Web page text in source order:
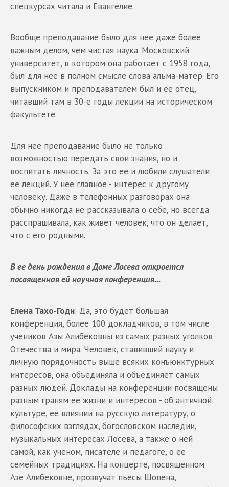
спецкурсах читала и Евангелие.
Вообще преподавание было для нее даже более
важным делом, чем чистая наука. Московский
университет, в котором она работает с 1958 года,
был для нее в полном смысле слова альма-матер. Его
выпускником и преподавателем был и ее отец,
читавший там в 30-е годы лекции на историческом
факультете.
Для нее преподавание было не только
возможностью передать свои знания, но и
воспитать личность. За это ее и любили слушатели
ее лекций. У нее главное - интерес к другому
человеку. Даже в телефонных разговорах она
обычно никогда не рассказывала о себе, но всегда
расспрашивала, как живет человек, что он делает,
что с его родными.
В ее день рождения в Доме Лосева откроется
посвященная ей научная конференция...
Елена Тахо-Годи: Да, это будет большая
конференция, более 100 докладчиков, в том числе
учеников Азы Алибековны из самых разных уголков
Отечества и мира. Человек, ставивший науку и
личную порядочность выше всяких конъюнктурных
интересов, она объединяла и объединяет самых
разных людей. Доклады на конференции посвящены
разным граням ее жизни и интересов - об античной
культуре, ее влиянии на русскую литературу, о
философских взглядах, богословском наследии,
музыкальных интересах Лосева, а также о ней
самой, как ученом, писателе и педагоге, о ее
семейных традициях. На концерте, посвященном
Азе Алибековне, прозвучат пьесы Шопена,